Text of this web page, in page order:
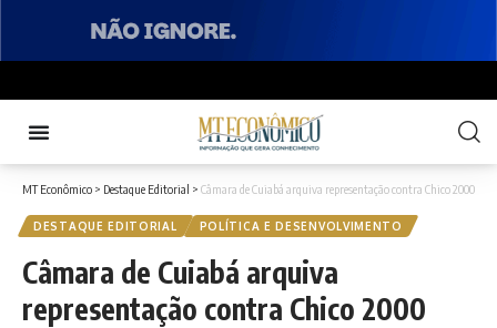
MT Econômico > Destaque Editorial > Câmara de Cuiabá arquiva representação contra Chico 2000
DESTAQUE EDITORIAL POLÍTICA E DESENVOLVIMENTO
Câmara de Cuiabá arquiva
representação contra Chico 2000